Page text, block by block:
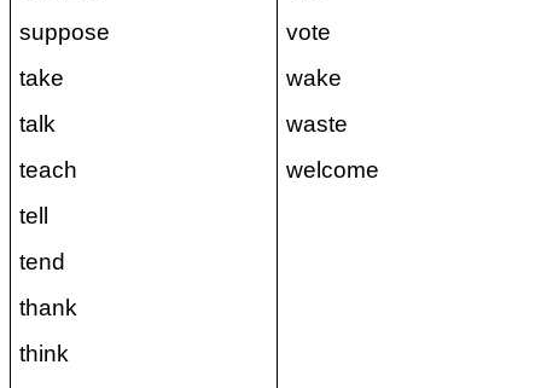
suppose
take
talk
teach
tell
tend
thank
think
vote
wake
waste
welcome